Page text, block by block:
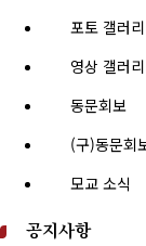
포토 갤러리
영상 갤러리
동문회보
(구)동문회
모교 소식
공지사항